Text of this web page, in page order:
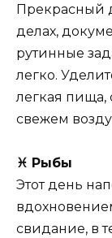
Прекрасный
делах,
рутинные
легко.
легкая пища,
свежем
♓ Рыбы
Этот день
свидание, в